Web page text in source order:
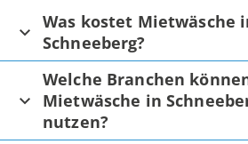
Was kostet Mietwäsche
Schneeberg?
Welche Branchen
Mietwäsche in
nutzen?